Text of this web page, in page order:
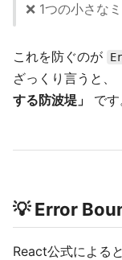
❌ 1つの小さな
これを防ぐのが
ざっくり言うと、
する防波堤」
です
💡 Error
React公式による